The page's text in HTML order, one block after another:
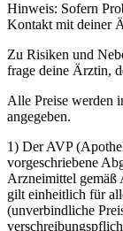
Hinweis: Sofern
Kontakt mit deiner
Zu Risiken und
frage deine Ärztin,
Alle Preise werden
angegeben.
1) Der AVP
vorgeschriebene
Arzneimittel gemäß
gilt einheitlich für
(unverbindliche